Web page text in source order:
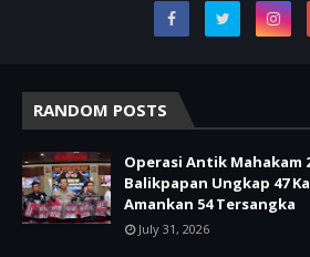
RANDOM POSTS
Operasi Antik Mahakam
Balikpapan Ungkap 47
Amankan 54 Tersangka
July 31, 2026